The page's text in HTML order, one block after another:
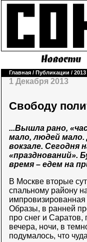
Главная / Публикации / 2013
1 Декабря 2013
Свободу
...Вышла рано,
мало, людей мало.
вокзале. Сегодня
«празднований».
время – едем на
В Москве вторые
спальному району
импровизированная
Образы, в ранней
про снег и
вечера, ночи, в
подумалось, что